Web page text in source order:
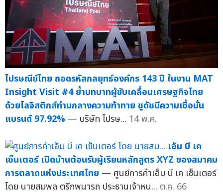
ไปรษณีย์ไทย ถอดรหัสกลยุทธ์องค์กร 143 ปี ในงาน MAT
Insight Visit #4 ย้ำบทบาทผู้ขับเคลื่อนเศรษฐกิจไทย
ด้วยโลจิสติกส์ท่ามกลางความท้าทาย ชูดัชนีความเชื่อมั่น
แบรนด์ 97.92% — บริษัท ไปรษ... 14 พ.ค.
เอ็ม บี เค
เซ็นเตอร์ เปิดบ้านต้อนรับผู้เรียนหลักสูตร XYZ ของสมาคม
การตลาดแห่งประเทศไทย — ศูนย์การค้าเอ็ม บี เค เซ็นเตอร์
โดย นายสมพล ตรีภพนารถ ประธานเจ้าหน... ต.ค. 66